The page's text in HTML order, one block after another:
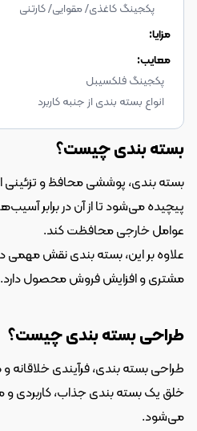
پکجینگ کاغذی/ مقوایی/ کارتنی
مزایا:
معایب:
پکجینگ فلکسیبل
انواع بسته بندی از جنبه کاربرد
بسته بندی چیست؟
عوامل خارجی محافظت کند.
مشتری و افزایش فروش محصول دارد.
طراحی بسته بندی چیست؟
می‌شود.